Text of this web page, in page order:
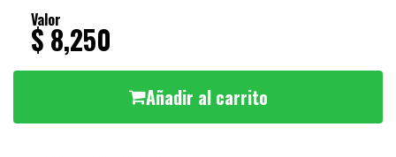
Valor
$ 8,250
Añadir al carrito